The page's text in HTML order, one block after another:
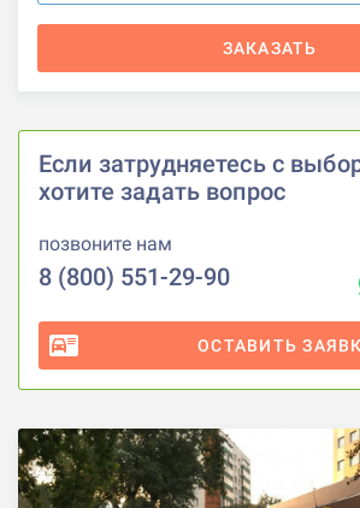
ЗАКАЗАТЬ
Если затрудняетесь с
хотите задать вопрос
позвоните нам
8 (800) 551-29-90
ОСТАВИТЬ